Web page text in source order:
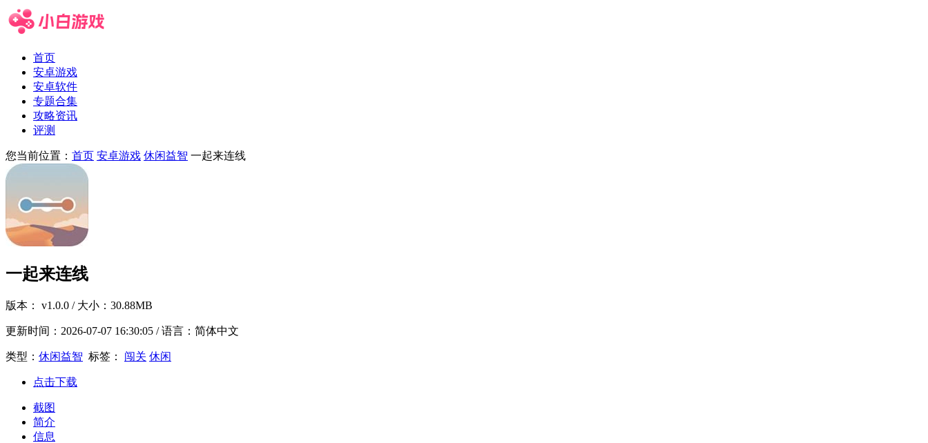
首页
安卓游戏
安卓软件
专题合集
攻略资讯
评测
您当前位置： 首页 安卓游戏 休闲益智 一起来连线
一起来连线
版本： v1.0.0 / 大小：30.88MB
更新时间： 2026-07-07 16:30:05 / 语言：简体中文
类型： 休闲益智 标签： 闯关 休闲
点击下载
截图
简介
信息